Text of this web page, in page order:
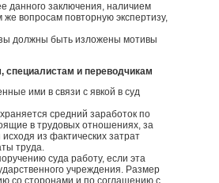
данного заключения, наличием
же вопросам повторную экспертизу,
должны быть изложены мотивы
и переводчикам
ими в связи с явкой в суд
средний заработок по
в трудовых отношениях, за
из фактических затрат
труда.
суда работу, если эта
учреждения. Размер